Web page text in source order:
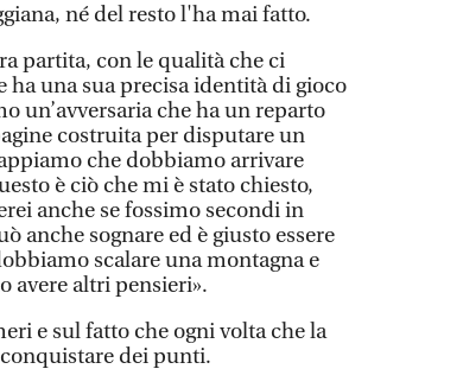
né del resto l'ha mai fatto.
partita, con le qualità che ci
ha una sua precisa identità di gioco
un’avversaria che ha un reparto
costruita per disputare un
che dobbiamo arrivare
è ciò che mi è stato chiesto,
anche se fossimo secondi in
anche sognare ed è giusto essere
scalare una montagna e
avere altri pensieri».
e sul fatto che ogni volta che la
conquistare dei punti.